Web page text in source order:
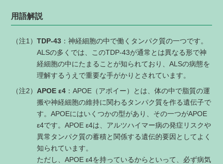
用語解説
（注1）TDP-43 ：神経細胞の中で働くタンパク質の一つです。
ALSの多くでは、このTDP-43が通常とは異なる形で神
経細胞の中にたまることが知られており、ALSの病態を
理解するうえで重要な手がかりとされています。
（注2）APOE ε4 ：APOE（アポイー）とは、体の中で脂質の運
搬や神経細胞の維持に関わるタンパク質を作る遺伝子で
す。APOEにはいくつかの型があり、その一つがAPOE
ε4です。APOE ε4は、アルツハイマー病の発症リスクや
異常タンパク質の蓄積と関係する遺伝的要因としてよく
知られています。
ただし、APOE ε4を持っているからといって、必ず病気